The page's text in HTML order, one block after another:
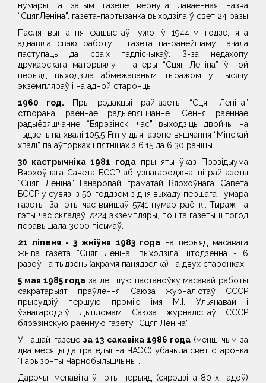
нумары, а затым газеце вернута даваенная назва
“СцягЛеніна”. газета-партызанка выходзіла ў свет 24 разы
Пасля выгнання фашыстаў, ужо ў 1944-м годзе, яна
аднавіла сваю работу, і газета па-ранейшаму пачала
паступаць да сваіх падпісчыкаў. З-за недахопу
друкарскага матэрыялу і паперы “Сцяг Леніна” ў той
перыяд выходзіла абмежаваным тыражом у тысячу
экземпляраў і на адной старонцы.
1960 год. Пры рэдакцыі райгазеты “Сцяг Леніна”
створана раённае радыёвяшчанне. Сёння раённае
радыёвяшчанне “Бярэзінскі час” выходзіць двойчы на
тыдзень на хвалі 105,5 Fm у дыяпазоне вяшчання “Мінскай
хвалі” па аўторках і пятніцах з 6.15 да 6.30 раніцы.
30 кастрычніка 1981 годапрыняты ўказ Прэзідыума
Вярхоўнага Савета БССР аб узнагароджванні райгазеты
“Сцяг Леніна” Ганаровай граматай Вярхоўнага Савета
БССР у сувязі з 50-годдзем з дня выхаду першага нумара
газеты. За гэты час выйшаў 5741 нумар раёнкі. Тыраж на
гэты час складаў 7224 экземпляры, пошта газеты штогод
перавышала 3000 пісьмаў.
21 ліпеня - 3 жніўня 1983 годана перыяд масавага
жніва газета “Сцяг Леніна” выходзіла штодзённа - 6
разоў на тыдзень (акрамя панядзелка) на двух старонках.
5 мая 1985 года за лепшую пастаноўку масавай работы
сакратарыят праўлення Саюза журналістаў СССР
прысудзіў першую прэмію імя М.І. Ульянавай і
ўзнагародзіў Дыпломам Саюза журналістаў СССР
бярэзінскую раённую газету “Сцяг Леніна”.
У нашай газеце за 13 сакавіка 1986 года (менш чым за
два месяцы да трагедыі на ЧАЭС) убачыла свет старонка
“Гарызонты Чарнобыльшчыны”.
Дарэчы, менавіта ў гэты перыяд (сярэдзіна 80-х гадоў)